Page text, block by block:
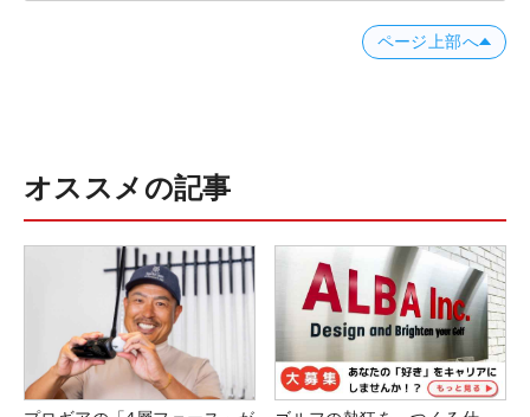
ページ上部へ
オススメの記事